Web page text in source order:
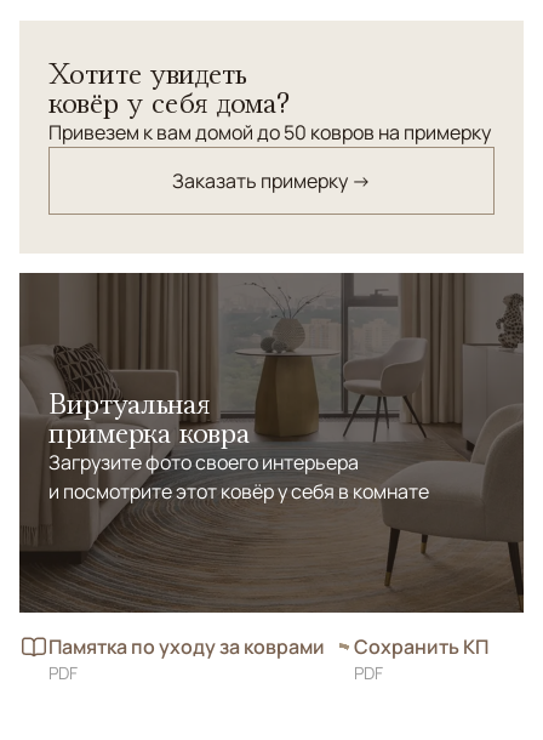
Шерстяной классический ковер высокой плотности.
колониальном стиле.
Хотите увидеть
ковёр у себя дома?
Привезем к вам домой до 50 ковров на примерку
Заказать примерку →
Виртуальная
примерка ковра
Загрузите фото своего интерьера
и посмотрите этот ковёр у себя в комнате
Памятка по уходу за коврами
PDF
Сохранить КП
PDF